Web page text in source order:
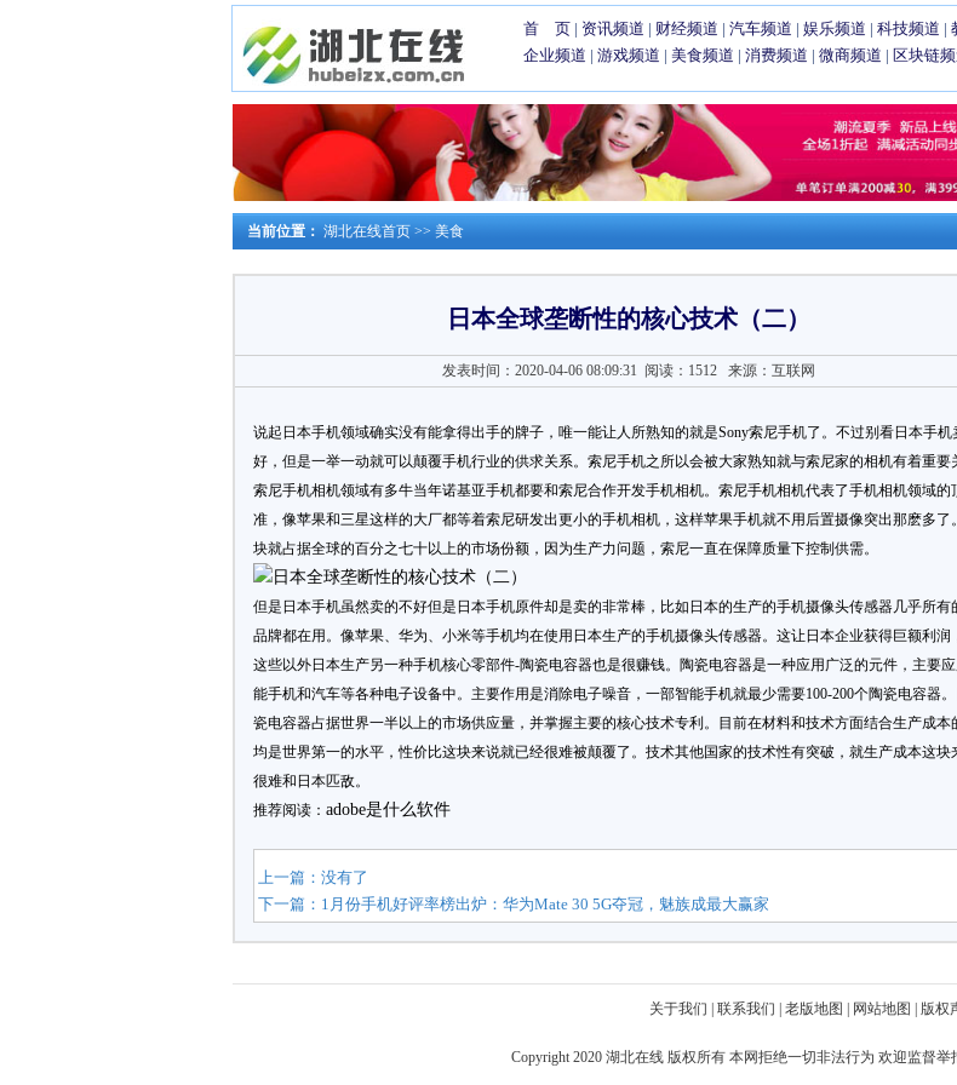
首 页 | 资讯频道 | 财经频道 | 汽车频道 | 娱乐频道 | 科技频道 |
企业频道 | 游戏频道 | 美食频道 | 消费频道 | 微商频道 | 区块链
当前位置： 湖北在线首页 >> 美食
日本全球垄断性的核心技术（二）
发表时间：2020-04-06 08:09:31 阅读：1512 来源：互联网
说起日本手机领域确实没有能拿得出手的牌子，唯一能让人所熟知的就是Sony索尼手机了。不过别看日本手机
好，但是一举一动就可以颠覆手机行业的供求关系。索尼手机之所以会被大家熟知就与索尼家的相机有着重要
索尼手机相机领域有多牛当年诺基亚手机都要和索尼合作开发手机相机。索尼手机相机代表了手机相机领域的
准，像苹果和三星这样的大厂都等着索尼研发出更小的手机相机，这样苹果手机就不用后置摄像突出那麽多了
块就占据全球的百分之七十以上的市场份额，因为生产力问题，索尼一直在保障质量下控制供需。
但是日本手机虽然卖的不好但是日本手机原件却是卖的非常棒，比如日本的生产的手机摄像头传感器几乎所有
品牌都在用。像苹果、华为、小米等手机均在使用日本生产的手机摄像头传感器。这让日本企业获得巨额利润
这些以外日本生产另一种手机核心零部件-陶瓷电容器也是很赚钱。陶瓷电容器是一种应用广泛的元件，主要
能手机和汽车等各种电子设备中。主要作用是消除电子噪音，一部智能手机就最少需要100-200个陶瓷电容器
瓷电容器占据世界一半以上的市场供应量，并掌握主要的核心技术专利。目前在材料和技术方面结合生产成本
均是世界第一的水平，性价比这块来说就已经很难被颠覆了。技术其他国家的技术性有突破，就生产成本这块
很难和日本匹敌。
推荐阅读： adobe是什么软件
上一篇：没有了
下一篇： 1月份手机好评率榜出炉：华为Mate 30 5G夺冠，魅族成最大赢家
关于我们 联系我们 老版地图 网站地图 版权
Copyright 2020 湖北在线版权所有 本网拒绝一切非法行为 欢迎监督举